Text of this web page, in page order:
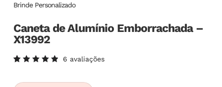
Brinde Personalizado
Caneta de Alumínio Emborrachada –
X13992
5.00de
6 avaliações